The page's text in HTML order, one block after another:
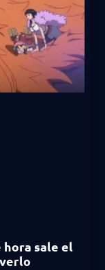
hora sale el